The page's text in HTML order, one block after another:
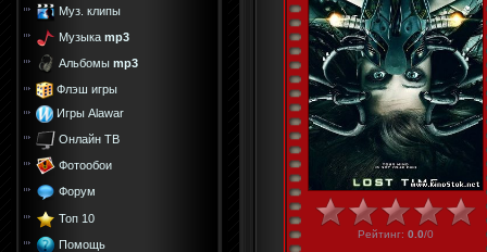
Муз. клипы
Музыка mp3
Альбомы mp3
Флэш игры
Игры Alawar
Онлайн ТВ
Фотообои
Форум
Топ 10
Помощь
Рейтинг: 0.0/0